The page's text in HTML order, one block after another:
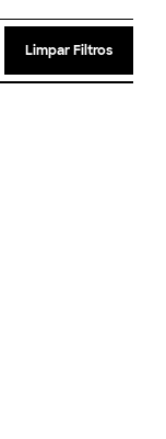
Limpar Filtros